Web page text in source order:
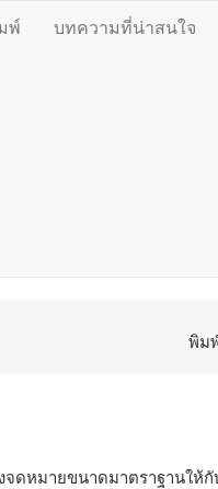
พ์ บทความที่น่าสนใจ
พิม
ดหมายขนาดมาตราฐานให้